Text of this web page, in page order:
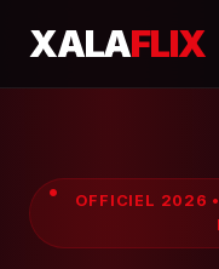
XALAFLIX
OFFICIEL 2026